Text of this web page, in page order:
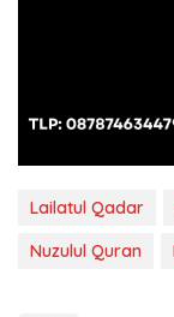
Lailatul Qadar
Nuzulul Quran